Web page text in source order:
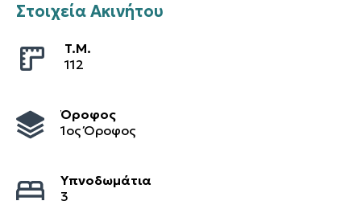
Στοιχεία Ακινήτου
T.M.
112
Όροφος
1ος Όροφος
Υπνοδωμάτια
3